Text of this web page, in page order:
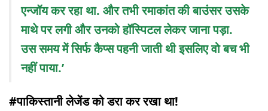
एन्जॉय कर रहा था. और तभी रमाकांत की बाउंसर उसके
माथे पर लगी और उनको हॉस्पिटल लेकर जाना पड़ा.
उस समय में सिर्फ कैप्स पहनी जाती थी इसलिए वो बच भी
नहीं पाया.’
#पाकिस्तानी लेजेंड को डरा कर रखा था!